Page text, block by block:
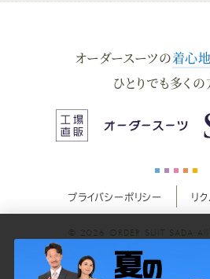
ー
ス
ツ
SADA
ー
ス
ー
ツ
ー
オーダースーツの着心地
ひとりでも多くの
プライバシーポリシー リ
© 2026 ORDER SUIT SADA